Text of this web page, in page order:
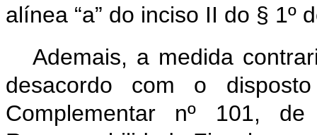
alínea “a” do inciso II do § 1º
Ademais, a medida
desacordo com o
Complementar nº 101,